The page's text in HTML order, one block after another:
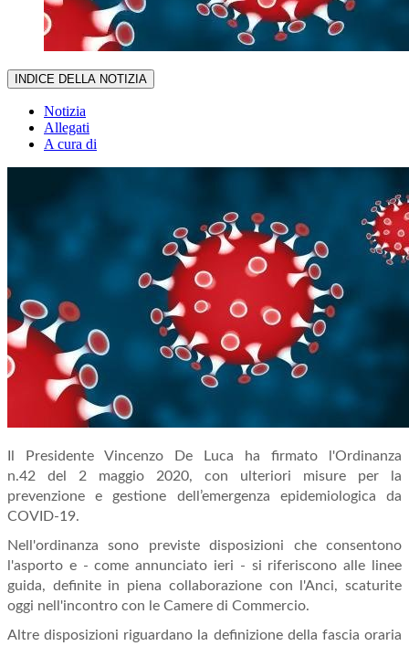
INDICE DELLA NOTIZIA
Notizia
Allegati
A cura di
Il Presidente Vincenzo De Luca ha firmato l'Ordinanza
n.42 del 2 maggio 2020, con ulteriori misure per la
prevenzione e gestione dell’emergenza epidemiologica da
COVID-19.
Nell'ordinanza sono previste disposizioni che consentono
l'asporto e - come annunciato ieri - si riferiscono alle linee
guida, definite in piena collaborazione con l'Anci, scaturite
oggi nell'incontro con le Camere di Commercio.
Altre disposizioni riguardano la definizione della fascia oraria